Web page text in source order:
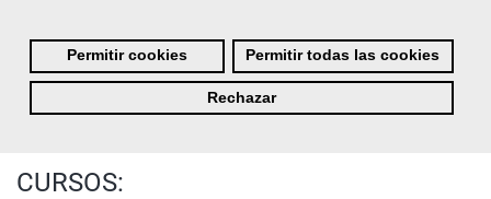
Permitir cookies Permitir todas las cookies
Rechazar
CURSOS: